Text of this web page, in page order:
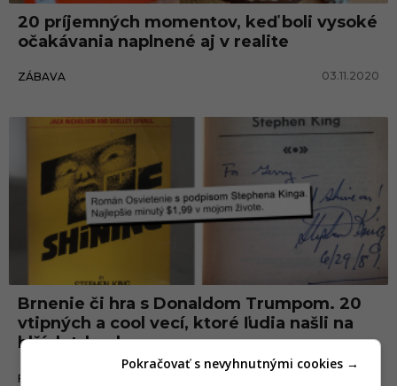
20 príjemných momentov, keď boli vysoké
očakávania naplnené aj v realite
ZÁBAVA 03.11.2020
Brnenie či hra s Donaldom Trumpom. 20
vtipných a cool vecí, ktoré ľudia našli na
blších trhoch
FAKTY A ZAUJÍMAVOSTI
Pokračovať s nevyhnutnými cookies →